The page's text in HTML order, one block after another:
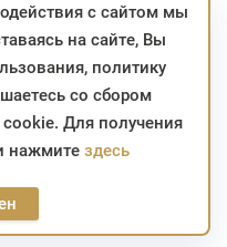
можно приобрести с
с рассрочкой до
Fun» с рассрочкой
магазине в
сохраняется до
с сайтом мы
на сайте, Вы
политику
со сбором
Для получения
нажмите здесь